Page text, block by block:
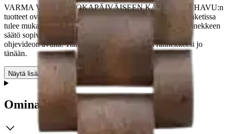
VARMA VALINTA JOKAPÄIVÄISEEN KÄYTTÖÖN HAVU:n
tuotteet ovat aina laadukkaista materiaaleista valmistettu. Paketissa
tulee mukana työkalu rannekkeen lyhentämistä varten. Rannekkeen
säätö sopivan mittaiseksi on helppoa YouTubesta löytyvät
ohjevideon avulla. Tilaa oma Garminiin sopiva rannekkeesi jo
tänään.
Näytä lisää
Ominaisuudet